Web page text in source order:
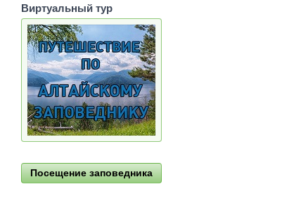
Виртуальный тур
Посещение заповедника